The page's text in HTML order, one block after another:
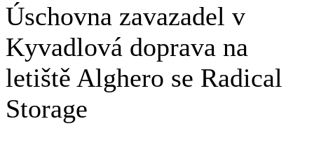
Úschovna zavazadel v
Kyvadlová doprava na
letiště Alghero se Radical
Storage